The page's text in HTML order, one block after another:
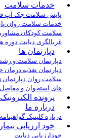
خدمات سلامت
پایش سلامت چک آپ
خدمات سلامت روان
سلامت کودکان
غربالگری دیابت دوره
دپارتمان ها
دپارتمان سلامت و
دپارتمان تغذیه
سلامت روان
های استخوان و مفاصل
پرونده الکترونیک
درباره ما
درباره کلینیک
خود ارزیابی
خودارزیابی دیابت